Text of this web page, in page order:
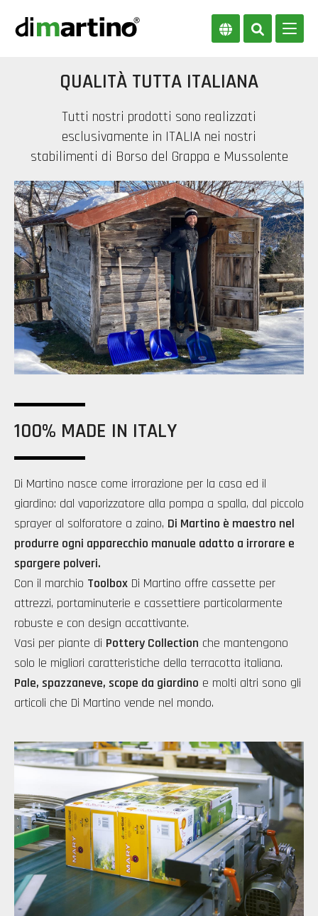
QUALITÀ TUTTA ITALIANA
Tutti nostri prodotti sono realizzati
esclusivamente in ITALIA nei nostri
stabilimenti di Borso del Grappa e Mussolente
100% MADE IN ITALY
Di Martino nasce come irrorazione per la casa ed il
giardino: dal vaporizzatore alla pompa a spalla, dal piccolo
sprayer al solforatore a zaino, Di Martino è maestro nel
produrre ogni apparecchio manuale adatto a irrorare e
spargere polveri.
Con il marchio Toolbox Di Martino offre cassette per
attrezzi, portaminuterie e cassettiere particolarmente
robuste e con design accattivante.
Vasi per piante di Pottery Collection che mantengono
solo le migliori caratteristiche della terracotta italiana.
Pale, spazzaneve, scope da giardino e molti altri sono gli
articoli che Di Martino vende nel mondo.